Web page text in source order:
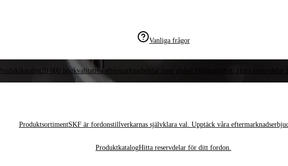
Vanliga frågor
Produktkatalog20 000 högkvalitativa eftermarknadsdelar med global tillgänglighet. Hitta reservdelar
ProduktsortimentSKF är fordonstillverkarnas självklara val. Upptäck våra
ProduktkatalogHitta reservdelar för ditt fordon.